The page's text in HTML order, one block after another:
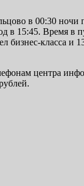
в 00:30
в 15:45. Время в
бизнес-класса и
центра